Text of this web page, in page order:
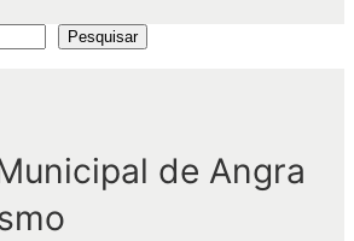
Pesquisar
de Angra